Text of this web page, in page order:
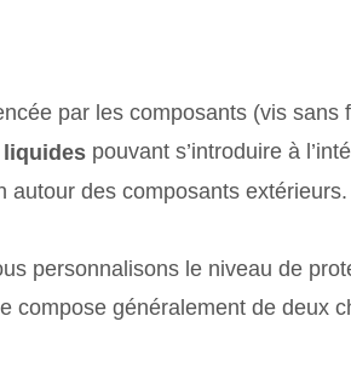
par les composants (vis
pouvant s’introduire à
autour des composants extérieurs.
personnalisons le niveau de
compose généralement de deux